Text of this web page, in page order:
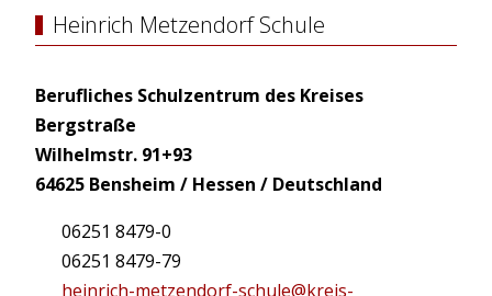
Heinrich Metzendorf Schule
Berufliches Schulzentrum des Kreises
Bergstraße
Wilhelmstr. 91+93
64625 Bensheim / Hessen / Deutschland
06251 8479-0
06251 8479-79
heinrich-metzendorf-schule@kreis-